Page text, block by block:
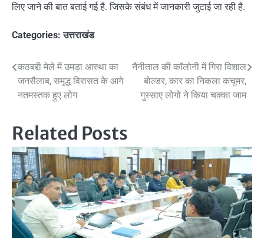
लिए जाने की बात बताई गई है. जिसके संबंध में जानकारी जुटाई जा रही है.
Categories:उत्तराखंड
Post
navigation
कठबद्दी मेले में उमड़ा आस्था का
जनसैलाब, समृद्ध विरासत के आगे
नतमस्तक हुए लोग
नैनीताल की कॉलोनी में गिरा विशाल
बोल्डर, कार का निकला कचूमर,
गुस्साए लोगों ने किया चक्का जाम
Related Posts